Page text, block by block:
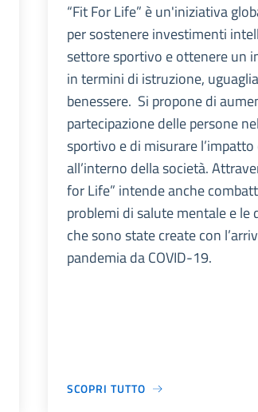
“Fit For Life” è un'iniziativa
per sostenere investimenti
settore sportivo e ottenere un
in termini di istruzione,
benessere. Si propone di
partecipazione delle persone
sportivo e di misurare
all’interno della società.
for Life” intende anche
problemi di salute mentale e le
che sono state create con
pandemia da COVID-19.
SCOPRI TUTTO